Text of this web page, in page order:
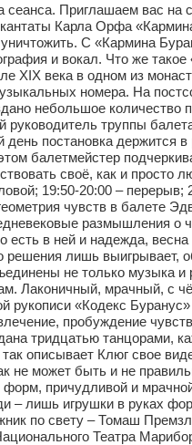
Приглашаем вас на
Карла Орфа
С «Кармина
и вокал. Что же
XIX века в одном из
номера. На
небольшое количество
руководитель труппы
постановка держится в
балетмейстер
своё, как и просто
19:50-20:00 – перерыв;
чувств в балете
размышления о
есть в ней и надежда,
решения лишь выигрывает,
не только музыка и
Лаконичный, мрачный, с
«Кодекс
пробуждение
тридцатью танцорами,
описывает Клюг свое
не может быть и не
причудливой и
– лишь игрушки в руках
по свету – Томаш
Театра